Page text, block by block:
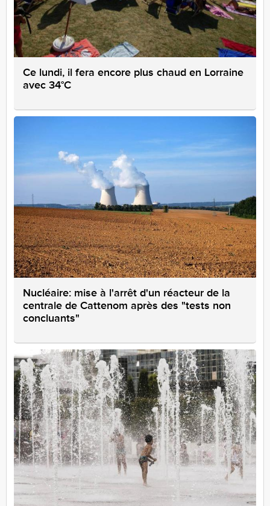
Ce lundi, il fera encore plus chaud en Lorraine
avec 34°C
Nucléaire: mise à l'arrêt d'un réacteur de la
centrale de Cattenom après des "tests non
concluants"